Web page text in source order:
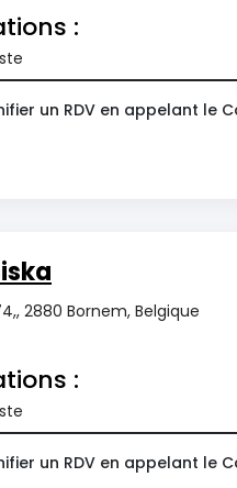
:
un RDV en appelant le
2880 Bornem, Belgique
:
un RDV en appelant le